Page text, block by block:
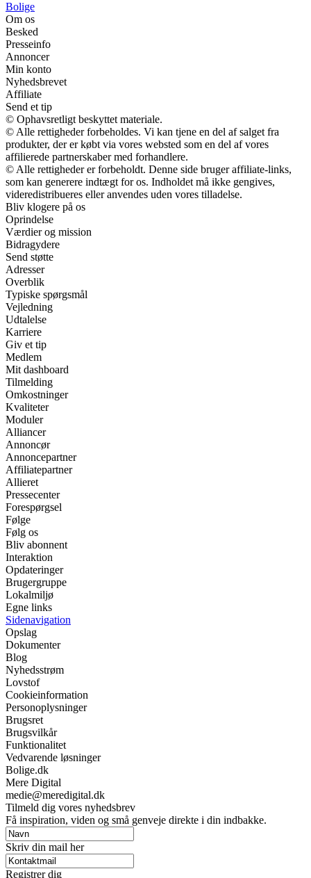
Bolige
Om os
Besked
Presseinfo
Annoncer
Min konto
Nyhedsbrevet
Affiliate
Send et tip
© Ophavsretligt beskyttet materiale.
© Alle rettigheder forbeholdes. Vi kan tjene en del af salget fra
produkter, der er købt via vores websted som en del af vores
affilierede partnerskaber med forhandlere.
© Alle rettigheder er forbeholdt. Denne side bruger affiliate-links,
som kan generere indtægt for os. Indholdet må ikke gengives,
videredistribueres eller anvendes uden vores tilladelse.
Bliv klogere på os
Oprindelse
Værdier og mission
Bidragydere
Send støtte
Adresser
Overblik
Typiske spørgsmål
Vejledning
Udtalelse
Karriere
Giv et tip
Medlem
Mit dashboard
Tilmelding
Omkostninger
Kvaliteter
Moduler
Alliancer
Annoncør
Annoncepartner
Affiliatepartner
Allieret
Pressecenter
Forespørgsel
Følge
Følg os
Bliv abonnent
Interaktion
Opdateringer
Brugergruppe
Lokalmiljø
Egne links
Sidenavigation
Opslag
Dokumenter
Blog
Nyhedsstrøm
Lovstof
Cookieinformation
Personoplysninger
Brugsret
Brugsvilkår
Funktionalitet
Vedvarende løsninger
Bolige.dk
Mere Digital
medie@meredigital.dk
Tilmeld dig vores nyhedsbrev
Få inspiration, viden og små genveje direkte i din indbakke.
Skriv din mail her
Registrer dig